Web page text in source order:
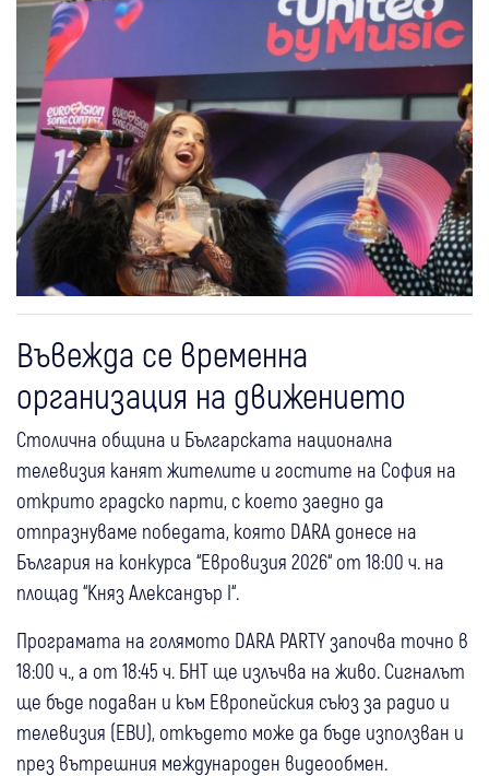
Въвежда се временна
организация на движението
Столична община и Българската национална
телевизия канят жителите и гостите на София на
открито градско парти, с което заедно да
отпразнуваме победата, която DARA донесе на
България на конкурса “Евровизия 2026“ от 18:00 ч. на
площад “Княз Александър I“.
Програмата на голямото DARA PARTY започва точно в
18:00 ч., a oт 18:45 ч. БНТ ще излъчва на живо. Сигналът
ще бъде подаван и към Европейския съюз за радио и
телевизия (EBU), откъдето може да бъде използван и
през вътрешния международен видеообмен.